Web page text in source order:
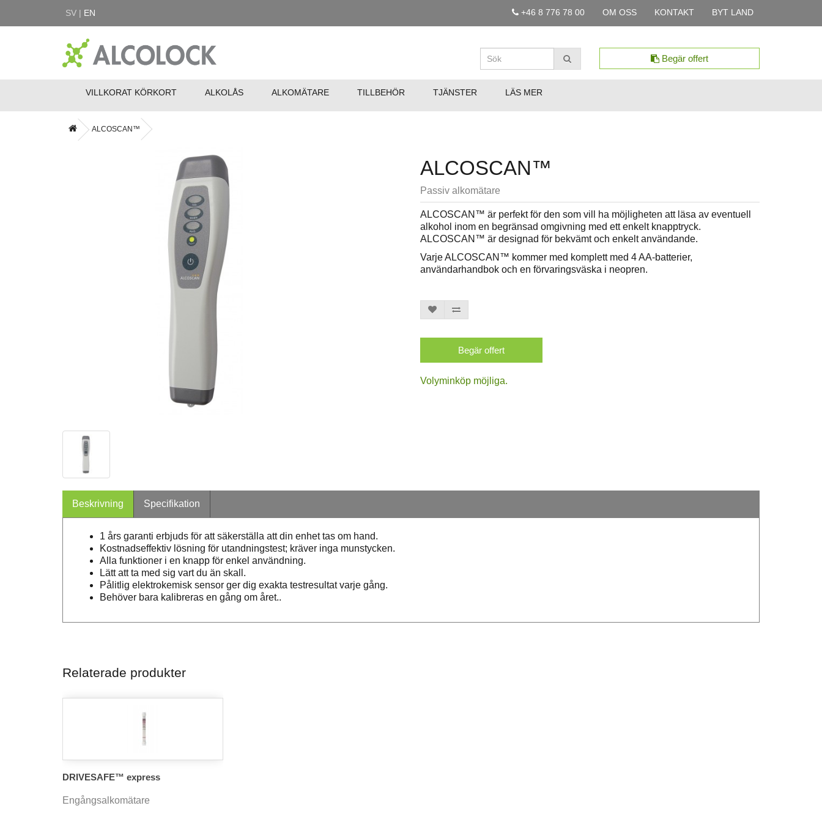
SV | EN +46 8 776 78 00 OM OSS KONTAKT BYT LAND
Begär offert
VILLKORAT KÖRKORT ALKOLÅS ALKOMÄTARE TILLBEHÖR TJÄNSTER LÄS MER
ALCOSCAN™
ALCOSCAN™
Passiv alkomätare
ALCOSCAN™ är perfekt för den som vill ha möjligheten att läsa av eventuell
alkohol inom en begränsad omgivning med ett enkelt knapptryck.
ALCOSCAN™ är designad för bekvämt och enkelt användande.
Varje ALCOSCAN™ kommer med komplett med 4 AA-batterier,
användarhandbok och en förvaringsväska i neopren.
Begär offert
Volyminköp möjliga.
Beskrivning Specifikation
1 års garanti erbjuds för att säkerställa att din enhet tas om hand.
Kostnadseffektiv lösning för utandningstest; kräver inga munstycken.
Alla funktioner i en knapp för enkel användning.
Lätt att ta med sig vart du än skall.
Pålitlig elektrokemisk sensor ger dig exakta testresultat varje gång.
Behöver bara kalibreras en gång om året..
Relaterade produkter
DRIVESAFE™ express
Engångsalkomätare